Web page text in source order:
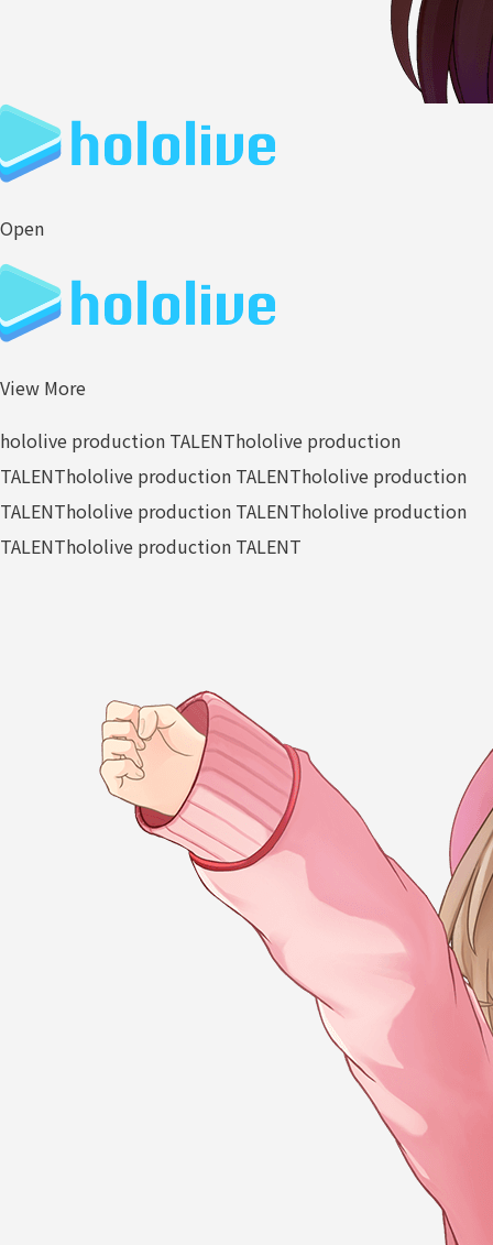
Open
View More
hololive production TALENThololive production
TALENThololive production TALENThololive production
TALENThololive production TALENThololive production
TALENThololive production TALENT